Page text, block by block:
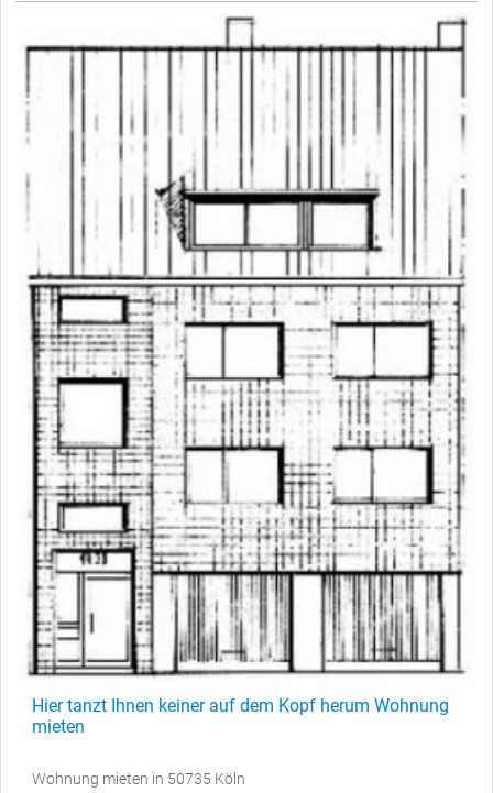
Hier tanzt Ihnen keiner auf dem Kopf herum Wohnung
mieten
Wohnung mieten in 50735 Köln